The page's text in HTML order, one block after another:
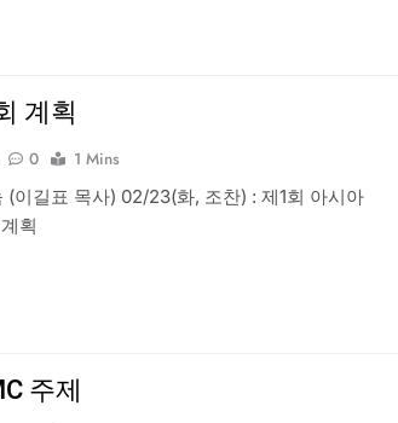
계획
0
1 Mins
(이길표 목사) 02/23(화, 조찬) : 제1회 아시아
획
주제